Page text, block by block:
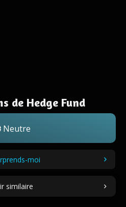
de Hedge Fund
Neutre
moi
similaire